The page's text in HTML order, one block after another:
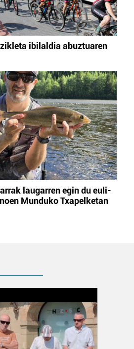
ibilaldia abuztuaren
laugarren egin du euli-
Munduko Txapelketan